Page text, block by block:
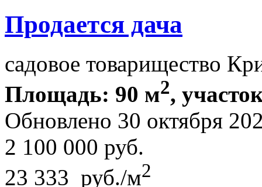
Продается дача
садовое товарищество
Площадь: 90 м2,
Обновлено 30 октября
2 100 000 руб.
23 333 руб./м2